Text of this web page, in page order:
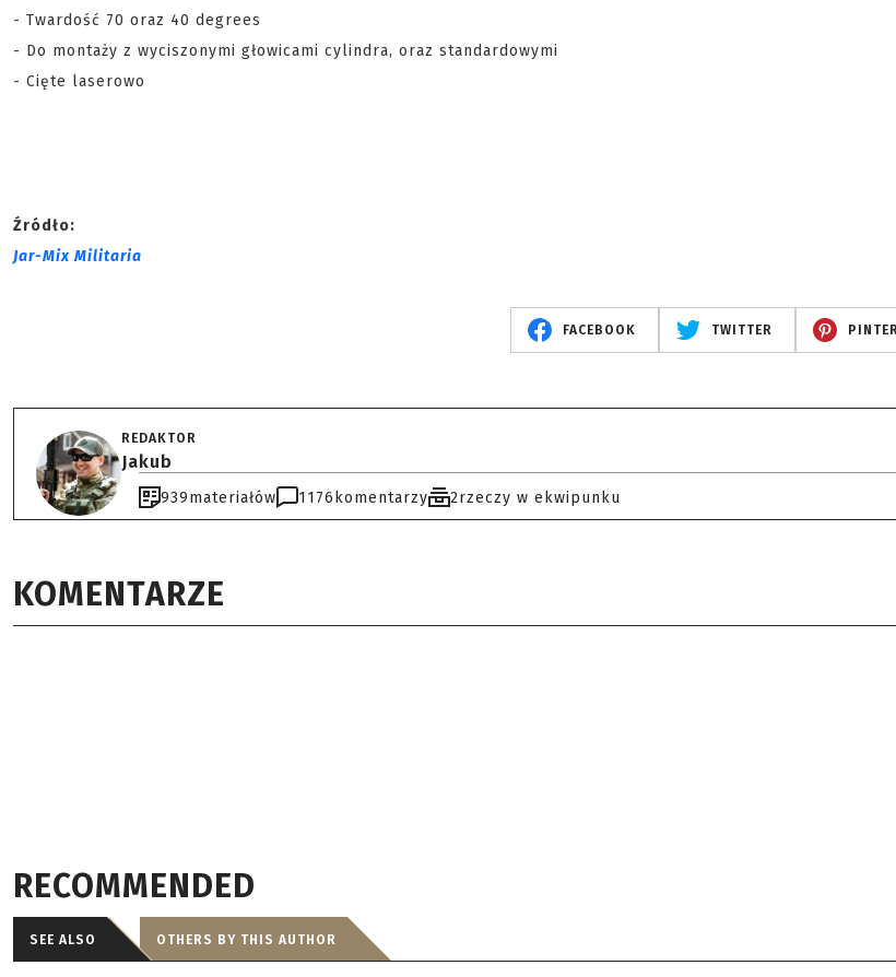
- Twardość 70 oraz 40 degrees
- Do montaży z wyciszonymi głowicami cylindra, oraz standardowymi
- Cięte laserowo
Źródło:
Jar-Mix Militaria
FACEBOOK TWITTER
REDAKTOR
Jakub
939materiałów 1176 komentarzy 2rzeczy w ekwipunku
KOMENTARZE
RECOMMENDED
SEE ALSO OTHERS BY THIS AUTHOR